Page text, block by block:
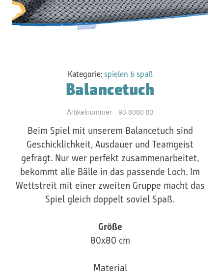
Kategorie:spielen & spaß
Balancetuch
Artikelnummer - 93 8080 83
Beim Spiel mit unserem Balancetuch sind
Geschicklichkeit, Ausdauer und Teamgeist
gefragt. Nur wer perfekt zusammenarbeitet,
bekommt alle Bälle in das passende Loch. Im
Wettstreit mit einer zweiten Gruppe macht das
Spiel gleich doppelt soviel Spaß.
Größe
80x80 cm
Material